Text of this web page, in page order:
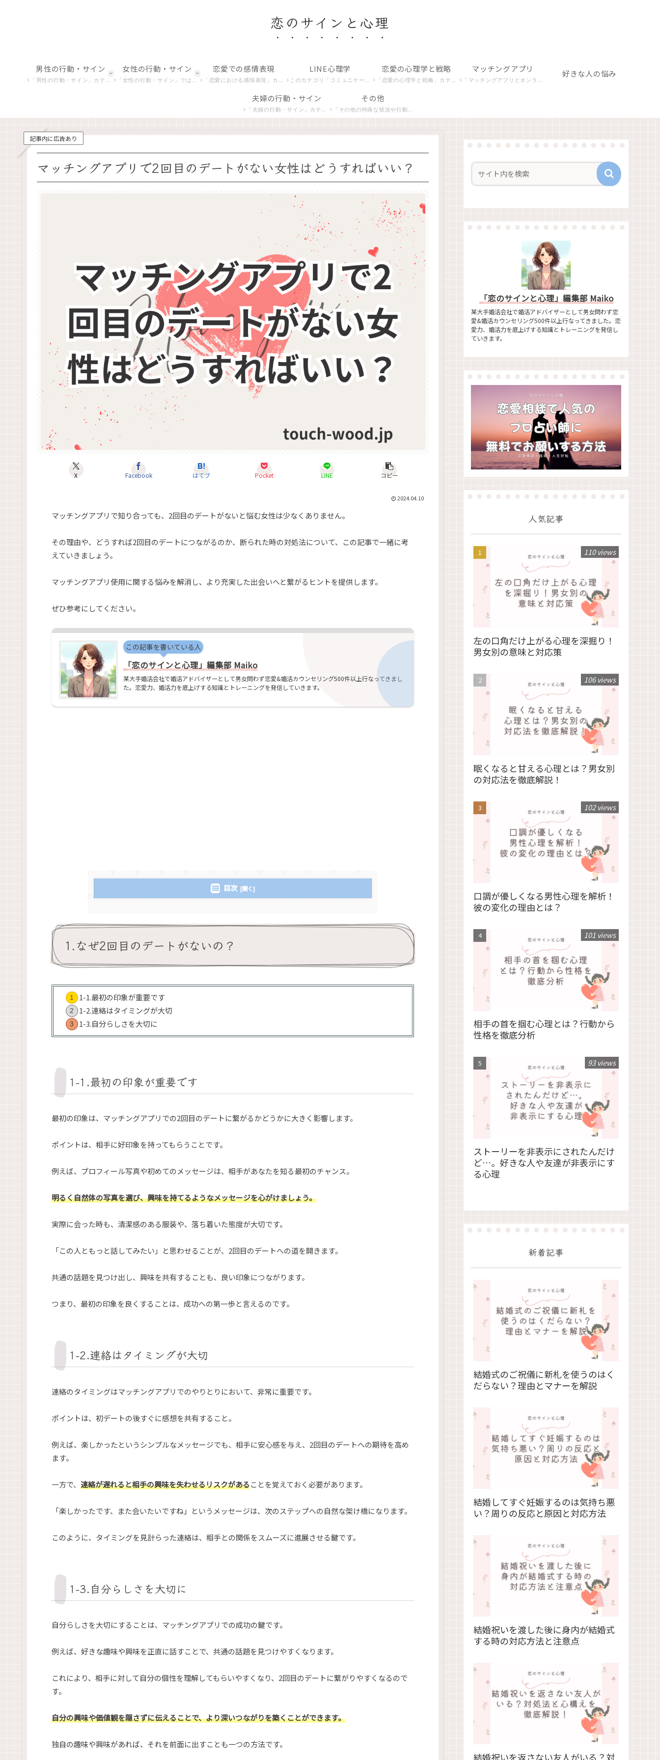
恋のサインと心理
男性の行動・サイン
「男性の行動・サイン」カテゴリでは、男性の微妙な行動や非言語的合図を解析し、恋愛における彼らの真の意図を探ります。
女性の行動・サイン
「女性の行動・サイン」では、女性特有の行動やしぐさを深掘りし、恋愛心理や感情の背後にある意味を明らかにします。
恋愛での感情表現
「恋愛における感情表現」カテゴリでは、恋する心が生み出すさまざまな感情や愛情の表現を探り、その意味を解析します。
LINE心理学
このカテゴリ「コミュニケーションとLINE関連」では、デジタル時代の恋愛コミュニケーション、特にLINEを使ったやり取りの心理学を紐解きます。
恋愛の心理学と戦略
「恋愛の心理学と戦略」カテゴリは、恋愛における心理学的アプローチと戦略を紹介し、より豊かな人間関係の構築を目指します。
マッチングアプリ
「マッチングアプリとオンライン関連」カテゴリでは、デジタルな出会いの場での心理や行動パターンを探り、成功への秘訣を探求します。
好きな人の悩み
夫婦の行動・サイン
「夫婦の行動・サイン」カテゴリでは、夫婦間の独特なコミュニケーションや行動パターンに焦点を当てます。夫や妻の非言語的合図、相互作用の微妙な変化、そしてその背後にある心理的意味を探求します。
その他
「その他の特殊な状況や行動」カテゴリでは、恋愛における特殊な状況やユニークな行動パターンを分析し、深層心理を理解するための洞察を提供します。
記事内に広告あり
マッチングアプリで2回目のデートがない女性はどうすればいい？
X Facebook はてブ Pocket LINE コピー
2024.04.10
マッチングアプリで知り合っても、2回目のデートがないと悩む女性は少なくありません。
その理由や、どうすれば2回目のデートにつながるのか、断られた時の対処法について、この記事で一緒に考
えていきましょう。
マッチングアプリ使用に関する悩みを解消し、より充実した出会いへと繋がるヒントを提供します。
ぜひ参考にしてください。
この記事を書いている人
「恋のサインと心理」編集部 Maiko
某大手婚活会社で婚活アドバイザーとして男女問わず恋愛&婚活カウンセリング500件以上行なってきまし
た。恋愛力、婚活力を底上げする知識とトレーニングを発信していきます。
目次
1.なぜ2回目のデートがないの？
1-1.最初の印象が重要です
1-2.連絡はタイミングが大切
1-3.自分らしさを大切に
1-1.最初の印象が重要です
最初の印象は、マッチングアプリでの2回目のデートに繋がるかどうかに大きく影響します。
ポイントは、相手に好印象を持ってもらうことです。
例えば、プロフィール写真や初めてのメッセージは、相手があなたを知る最初のチャンス。
明るく自然体の写真を選び、興味を持てるようなメッセージを心がけましょう。
実際に会った時も、清潔感のある服装や、落ち着いた態度が大切です。
「この人ともっと話してみたい」と思わせることが、2回目のデートへの道を開きます。
共通の話題を見つけ出し、興味を共有することも、良い印象につながります。
つまり、最初の印象を良くすることは、成功への第一歩と言えるのです。
1-2.連絡はタイミングが大切
連絡のタイミングはマッチングアプリでのやりとりにおいて、非常に重要です。
ポイントは、初デートの後すぐに感想を共有すること。
例えば、楽しかったというシンプルなメッセージでも、相手に安心感を与え、2回目のデートへの期待を高め
ます。
一方で、 連絡が遅れると相手の興味を失わせるリスクがあることを覚えておく必要があります。
「楽しかったです、また会いたいですね」というメッセージは、次のステップへの自然な架け橋になります。
このように、タイミングを見計らった連絡は、相手との関係をスムーズに進展させる鍵です。
1-3.自分らしさを大切に
自分らしさを大切にすることは、マッチングアプリでの成功の鍵です。
例えば、好きな趣味や興味を正直に話すことで、共通の話題を見つけやすくなります。
これにより、相手に対して自分の個性を理解してもらいやすくなり、2回目のデートに繋がりやすくなるので
す。
自分の興味や価値観を隠さずに伝えることで、より深いつながりを築くことができます。
独自の趣味や興味があれば、それを前面に出すことも一つの方法です。
「恋のサインと心理」編集部 Maiko
某大手婚活会社で婚活アドバイザーとして男女問わず恋
愛&婚活カウンセリング500件以上行なってきました。恋
愛力、婚活力を底上げする知識とトレーニングを発信し
ていきます。
人気記事
左の口角だけ上がる心理を深掘り！
男女別の意味と対応策
110 views
眠くなると甘える心理とは？男女別
の対応法を徹底解説！
106 views
口調が優しくなる男性心理を解析！
彼の変化の理由とは？
102 views
相手の首を掴む心理とは？行動から
性格を徹底分析
101 views
ストーリーを非表示にされたんだけ
ど…。好きな人や友達が非表示にす
る心理
93 views
新着記事
結婚式のご祝儀に新札を使うのはく
だらない？理由とマナーを解説
結婚してすぐ妊娠するのは気持ち悪
い？周りの反応と原因と対応方法
結婚祝いを渡した後に身内が結婚式
する時の対応方法と注意点
結婚祝いを返さない友人がいる？対